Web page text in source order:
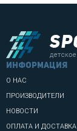
информация
О НАС
ПРОИЗВОДИТЕЛИ
НОВОСТИ
ОПЛАТА И ДОСТАВКА